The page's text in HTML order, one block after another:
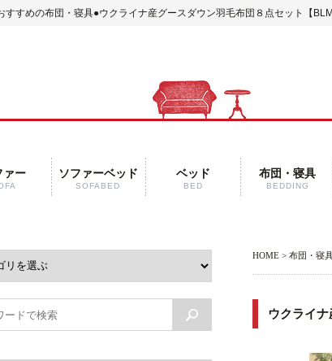
すすめの布団・寝具●ウクライナ産グースダウン羽毛布団８点セット【
ァー ソファーベッド
SOFABED
ベッド
BED
布団・寝具
BEDDING
HOME > 布団・寝
ウクライ